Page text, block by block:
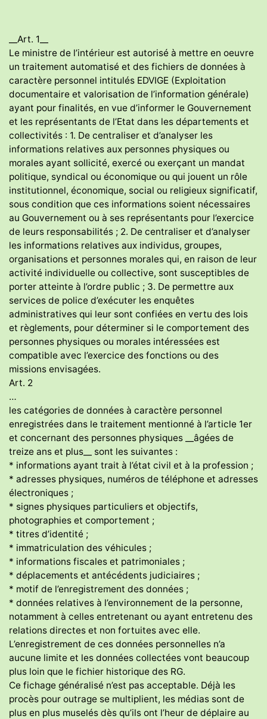
__Art. 1__
Le ministre de l’intérieur est autorisé à mettre en oeuvre
un traitement automatisé et des fichiers de données à
caractère personnel intitulés EDVIGE (Exploitation
documentaire et valorisation de l’information générale)
ayant pour finalités, en vue d’informer le Gouvernement
et les représentants de l’Etat dans les départements et
collectivités : 1. De centraliser et d’analyser les
informations relatives aux personnes physiques ou
morales ayant sollicité, exercé ou exerçant un mandat
politique, syndical ou économique ou qui jouent un rôle
institutionnel, économique, social ou religieux significatif,
sous condition que ces informations soient nécessaires
au Gouvernement ou à ses représentants pour l’exercice
de leurs responsabilités ; 2. De centraliser et d’analyser
les informations relatives aux individus, groupes,
organisations et personnes morales qui, en raison de leur
activité individuelle ou collective, sont susceptibles de
porter atteinte à l’ordre public ; 3. De permettre aux
services de police d’exécuter les enquêtes
administratives qui leur sont confiées en vertu des lois
et règlements, pour déterminer si le comportement des
personnes physiques ou morales intéressées est
compatible avec l’exercice des fonctions ou des
missions envisagées.
Art. 2
…
les catégories de données à caractère personnel
enregistrées dans le traitement mentionné à l’article 1er
et concernant des personnes physiques __âgées de
treize ans et plus__ sont les suivantes :
* informations ayant trait à l’état civil et à la profession ;
* adresses physiques, numéros de téléphone et adresses
électroniques ;
* signes physiques particuliers et objectifs,
photographies et comportement ;
* titres d’identité ;
* immatriculation des véhicules ;
* informations fiscales et patrimoniales ;
* déplacements et antécédents judiciaires ;
* motif de l’enregistrement des données ;
* données relatives à l’environnement de la personne,
notamment à celles entretenant ou ayant entretenu des
relations directes et non fortuites avec elle.
L’enregistrement de ces données personnelles n’a
aucune limite et les données collectées vont beaucoup
plus loin que le fichier historique des RG.
Ce fichage généralisé n’est pas acceptable. Déjà les
procès pour outrage se multiplient, les médias sont de
plus en plus muselés dès qu’ils ont l’heur de déplaire au